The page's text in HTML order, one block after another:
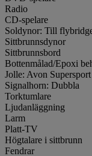
Radio
CD-spelare
Soldynor: Till
Sittbrunnsdynor
Sittbrunnsbord
Bottenmålad/Epoxi
Jolle: Avon
Signalhorn: Dubbla
Torktumlare
Ljudanläggning
Larm
Platt-TV
Högtalare i sittbrunn
Fendrar